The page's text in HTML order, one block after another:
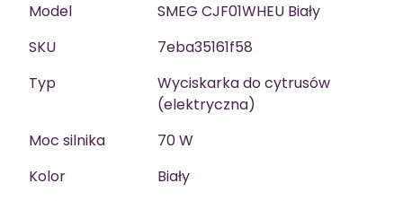
Model
SMEG CJF01WHEU Biały
SKU
7eba35161f58
Typ
Wyciskarka do cytrusów
(elektryczna)
Moc silnika
70 W
Kolor
Biały